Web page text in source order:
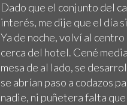
Dado que el conjunto del
interés, me dije que el día
Ya de noche, volví al
cerca del hotel. Cené
mesa de al lado, se
se abrían paso a codazos
nadie, ni puñetera falta